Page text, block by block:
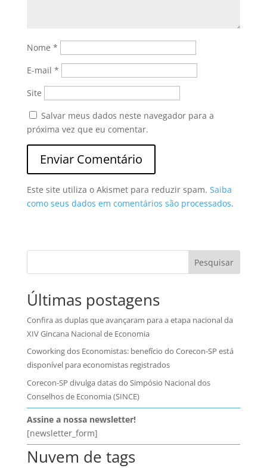
Nome *
E-mail *
Site
Salvar meus dados neste navegador para a
próxima vez que eu comentar.
Este site utiliza o Akismet para reduzir spam. Saiba
como seus dados em comentários são processados.
Pesquisar
Últimas postagens
Confira as duplas que avançaram para a etapa nacional da
XIV Gincana Nacional de Economia
Coworking dos Economistas: benefício do Corecon-SP está
disponível para economistas registrados
Corecon-SP divulga datas do Simpósio Nacional dos
Conselhos de Economia (SINCE)
Assine a nossa newsletter!
[newsletter_form]
Nuvem de tags